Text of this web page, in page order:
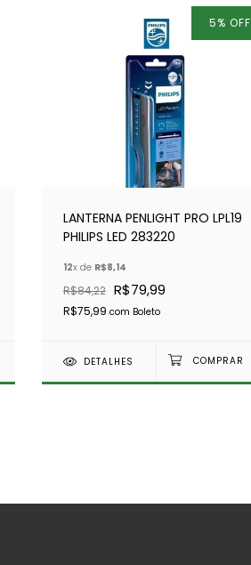
5% OFF
LANTERNA PENLIGHT PRO LPL19
PHILIPS LED 283220
12x de R$8,14
R$84,22 R$79,99
R$75,99 com Boleto
DETALHES